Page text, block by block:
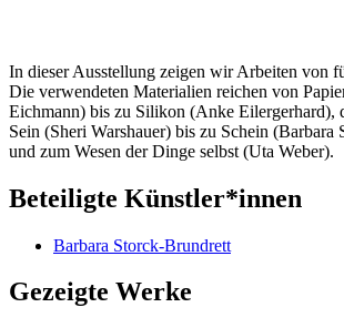
In dieser Ausstellung zeigen wir Arbeiten von
Die verwendeten Materialien reichen von
Eichmann) bis zu Silikon (Anke Eilergerhard),
Sein (Sheri Warshauer) bis zu Schein (Barbara
und zum Wesen der Dinge selbst (Uta Weber).
Beteiligte Künstler*innen
Barbara Storck-Brundrett
Gezeigte Werke